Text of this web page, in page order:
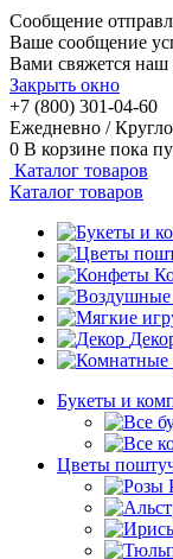
Сообщение
Ваше сообщение
Вами свяжется наш
Закрыть окно
+7 (800) 301-04-60
Ежедневно /
0 В корзине пока
Каталог товаров
Каталог товаров
Букеты и
Цветы